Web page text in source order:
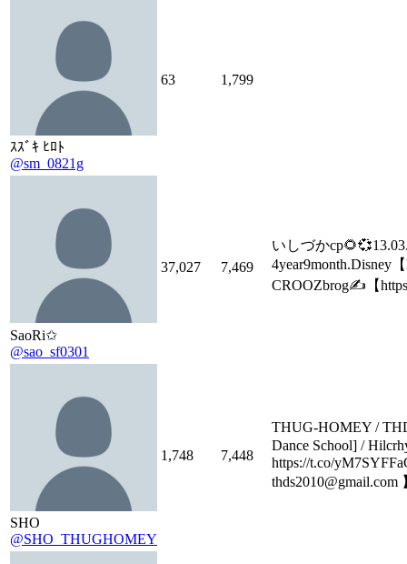
ｽｽﾞｷ ﾋﾛﾄ
@sm_0821g
63 1,799
SaoRi✩
@sao_sf0301
37,027 7,469
いしづか
4year9month.Disney
CROOZbrog✍️【
SHO
@SHO_THUGHOMEY
1,748 7,448
THUG-HOMEY /
Dance School] /
https://t.co/
thds2010@gmail.com